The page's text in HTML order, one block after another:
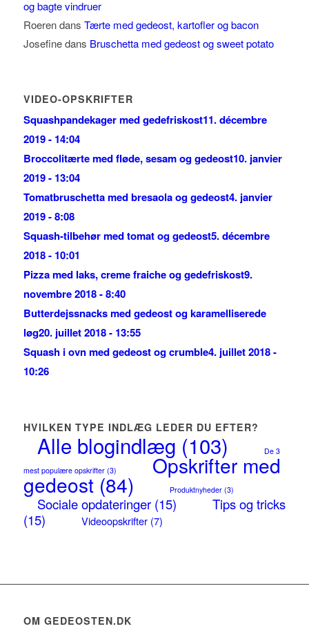
og bagte vindruer
Roerendans Tærte med gedeost, kartofler og bacon
Josefinedans Bruschetta med gedeost og sweet potato
VIDEO-OPSKRIFTER
Squashpandekager med gedefriskost11. décembre
2019 - 14:04
Broccolitærte med fløde, sesam og gedeost10. janvier
2019 - 13:04
Tomatbruschetta med bresaola og gedeost4. janvier
2019 - 8:08
Squash-tilbehør med tomat og gedeost5. décembre
2018 - 10:01
Pizza med laks, creme fraiche og gedefriskost9.
novembre 2018 - 8:40
Butterdejssnacks med gedeost og karamelliserede
løg20. juillet 2018 - 13:55
Squash i ovn med gedeost og crumble4. juillet 2018 -
10:26
HVILKEN TYPE INDLÆG LEDER DU EFTER?
Alle blogindlæg (103)
De 3
mest populære opskrifter(3) Opskrifter med
gedeost(84) Produktnyheder(3)
Sociale opdateringer(15)
Tips og tricks
(15)
Videoopskrifter(7)
OM GEDEOSTEN.DK